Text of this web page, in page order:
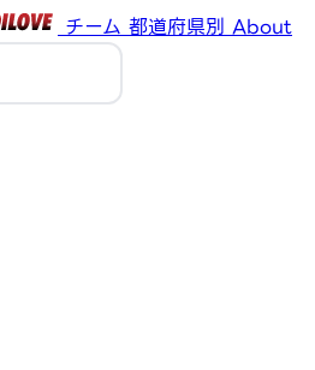
チーム 都道府県別 About